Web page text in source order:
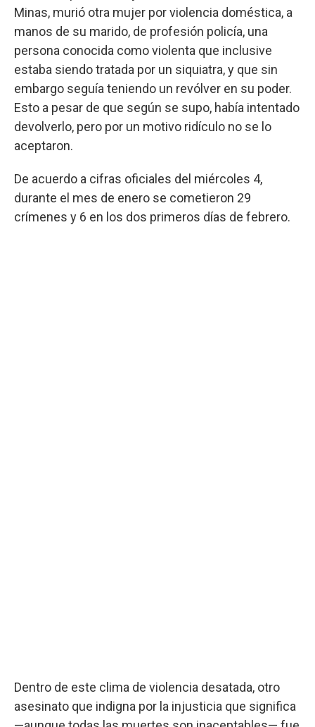
Minas, murió otra mujer por violencia doméstica, a
manos de su marido, de profesión policía, una
persona conocida como violenta que inclusive
estaba siendo tratada por un siquiatra, y que sin
embargo seguía teniendo un revólver en su poder.
Esto a pesar de que según se supo, había intentado
devolverlo, pero por un motivo ridículo no se lo
aceptaron.
De acuerdo a cifras oficiales del miércoles 4,
durante el mes de enero se cometieron 29
crímenes y 6 en los dos primeros días de febrero.
Dentro de este clima de violencia desatada, otro
asesinato que indigna por la injusticia que significa